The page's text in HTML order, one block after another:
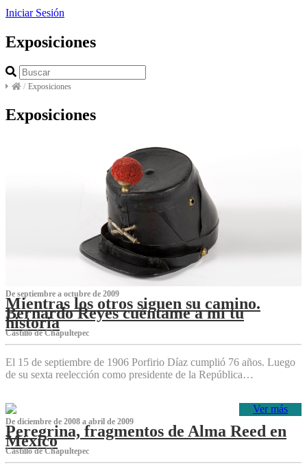
Iniciar Sesión
Exposiciones
/ Exposiciones
Exposiciones
De septiembre a octubre de 2009
Mientras los otros siguen su camino.
Bernardo Reyes cuéntame a mí tu
historia
Castillo de Chapultepec
El 15 de septiembre de 1906 Porfirio Díaz cumplió 76 años. Luego
de su sexta reelección como presidente de la República…
Ver más
De diciembre de 2008 a abril de 2009
Peregrina, fragmentos de Alma Reed en
México
Castillo de Chapultepec